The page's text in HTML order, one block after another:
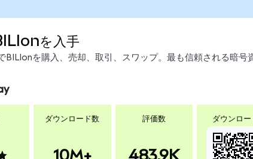
を入手
BILIonを購入、売却、取引、スワップ。最も信頼される暗号
ダウンロード数
10M+
評価数
483.9K
ダウンロー